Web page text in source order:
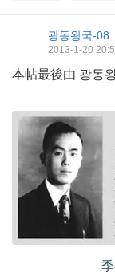
광동왕국-08
2013-1-20
本帖最後由 광동